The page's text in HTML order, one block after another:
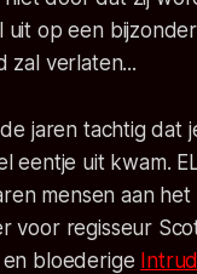
op een
zal verlaten...
jaren tachtig dat
uit kwam.
mensen aan
voor regisseur
bloederige